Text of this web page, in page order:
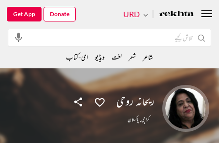
ریحانہ روحی
کراچی, پاکستان
URD
Get App Donate
شاعر شعر لغت ویڈیو ای-کتاب